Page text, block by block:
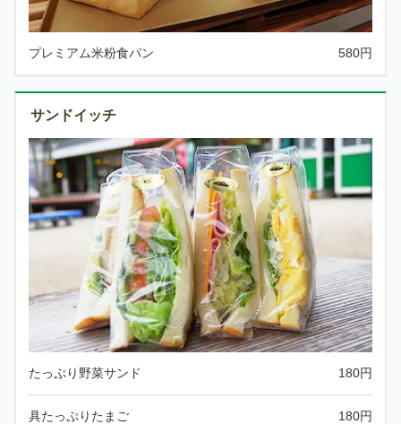
プレミアム米粉食パン 580円
サンドイッチ
たっぷり野菜サンド 180円
具たっぷりたまご 180円